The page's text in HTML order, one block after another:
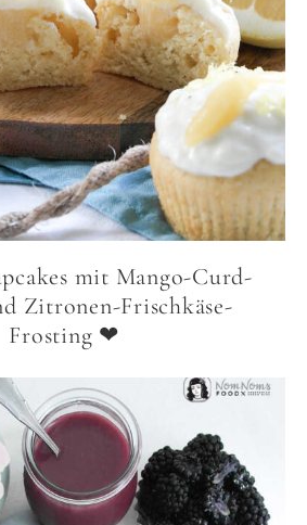
mit Mango-Curd-
Zitronen-Frischkäse-
Frosting ❤